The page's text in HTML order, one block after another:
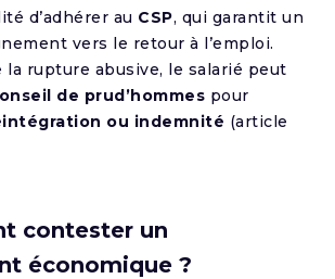
d’adhérer au CSP, qui garantit un
vers le retour à l’emploi.
la rupture abusive, le salarié peut
de prud’hommes pour
ou indemnité (article
contester un
économique ?